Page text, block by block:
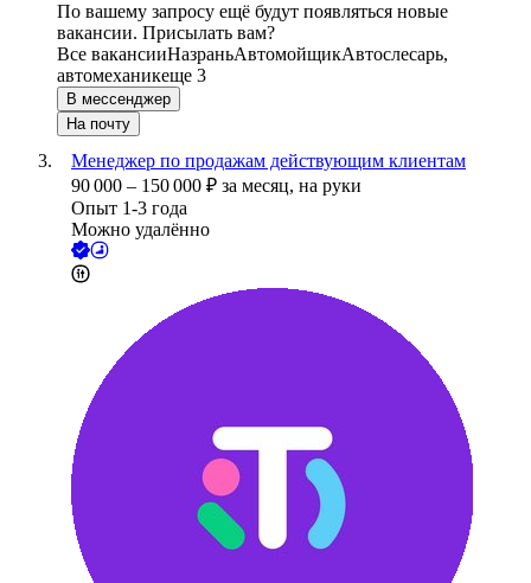
По вашему запросу ещё будут появляться новые
вакансии. Присылать вам?
Все вакансииНазраньАвтомойщикАвтослесарь,
автомеханикеще 3
В мессенджер
На почту
Менеджер по продажам действующим клиентам
90 000 – 150 000 ₽ за месяц, на руки
Опыт 1-3 года
Можно удалённо